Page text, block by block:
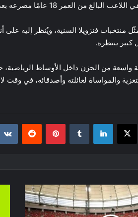
مصرعه بعدما علق تحت أنقاض المباني المنهارة جراء الزلزال.
منتخبات فنزويلا السنية، ويُنظر إليه على
ينتظره.
واسعة من الحزن داخل الأوساط الرياضية،
والمواساة لعائلته وأصدقائه، في وقت لا
‫X لينكدإن بينتيريست